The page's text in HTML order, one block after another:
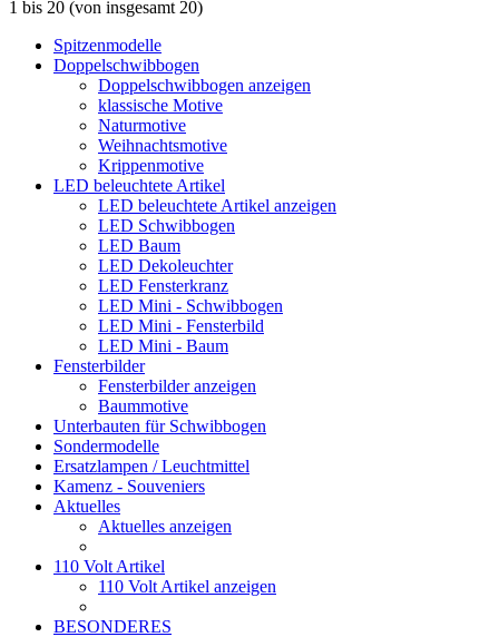
1 bis 20 (von insgesamt 20)
Spitzenmodelle
Doppelschwibbogen
Doppelschwibbogen anzeigen
klassische Motive
Naturmotive
Weihnachtsmotive
Krippenmotive
LED beleuchtete Artikel
LED beleuchtete Artikel anzeigen
LED Schwibbogen
LED Baum
LED Dekoleuchter
LED Fensterkranz
LED Mini - Schwibbogen
LED Mini - Fensterbild
LED Mini - Baum
Fensterbilder
Fensterbilder anzeigen
Baummotive
Unterbauten für Schwibbogen
Sondermodelle
Ersatzlampen / Leuchtmittel
Kamenz - Souveniers
Aktuelles
Aktuelles anzeigen
110 Volt Artikel
110 Volt Artikel anzeigen
BESONDERES